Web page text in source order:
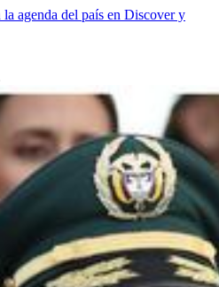
agenda del país en Discover y